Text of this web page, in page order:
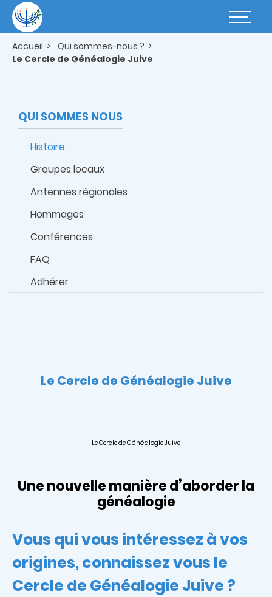
contenu
principal
Basculer
Accueil
Qui sommes-nous ?
Le Cercle de Généalogie Juive
QUI SOMMES NOUS
Histoire
Groupes locaux
Antennes régionales
Hommages
Conférences
FAQ
Adhérer
Le Cercle de Généalogie Juive
Le Cercle de Généalogie Juive
Une nouvelle manière d’aborder la
généalogie
Vous qui vous intéressez à vos
origines, connaissez vous le
Cercle de Généalogie Juive ?